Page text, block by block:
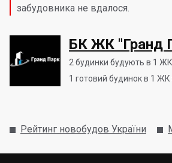
забудовника не вдалося.
БК ЖК "Гранд
2 будинки будують в 1 ЖК
1 готовий будинок в 1 ЖК
Рейтинг новобудов України